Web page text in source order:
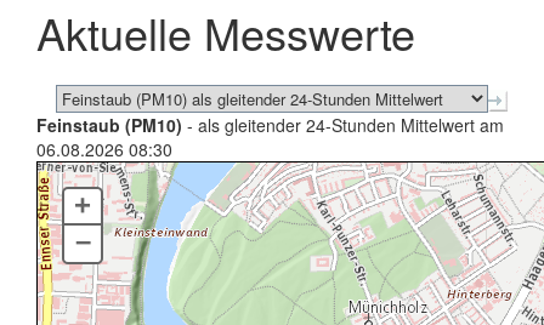
schließen
Aktuelle Messwerte
Feinstaub (PM10) - als gleitender 24-Stunden Mittelwert am
06.08.2026 08:30
+
–